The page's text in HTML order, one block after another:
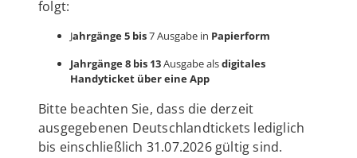
folgt:
Jahrgänge 5 bis7 Ausgabe in Papierform
Jahrgänge 8 bis 13Ausgabe alsdigitales
Handyticket über eine App
Bitte beachten Sie, dass die derzeit
ausgegebenen Deutschlandtickets lediglich
bis einschließlich 31.07.2026 gültig sind.